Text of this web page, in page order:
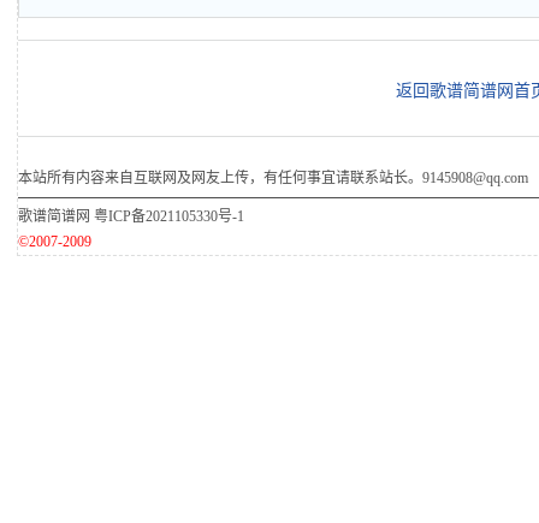
返回歌谱简谱网首
本站所有内容来自互联网及网友上传，有任何事宜请联系站长。9145908@qq.com
歌谱简谱网 粤ICP备2021105330号-1
©2007-2009